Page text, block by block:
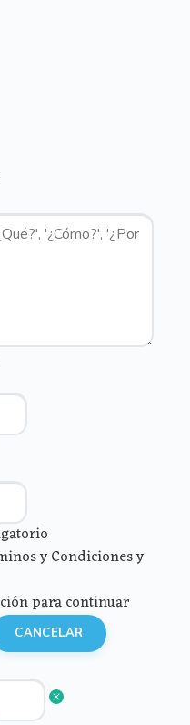
y Condiciones y
para continuar
CANCELAR